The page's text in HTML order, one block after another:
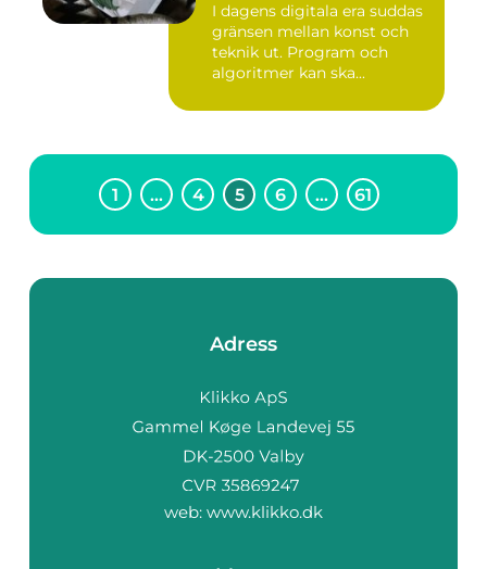
I dagens digitala era suddas
gränsen mellan konst och
teknik ut. Program och
algoritmer kan ska...
1 … 4 5 6 … 61
Adress
web: www.klikko.dk